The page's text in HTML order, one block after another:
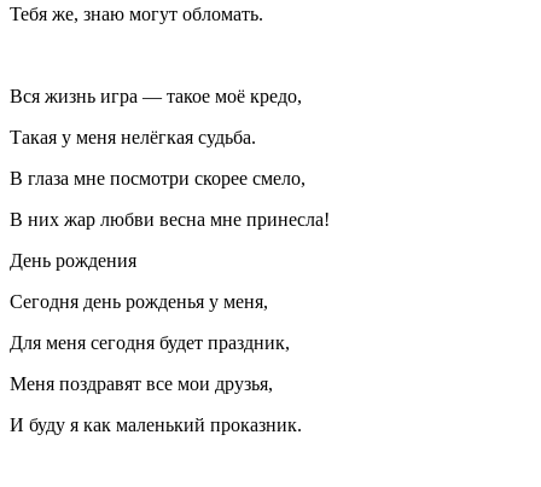
Тебя же, знаю могут обломать.
Вся жизнь игра — такое моё кредо,
Такая у меня нелёгкая судьба.
В глаза мне посмотри скорее смело,
В них жар любви весна мне принесла!
День рождения
Сегодня день рожденья у меня,
Для меня сегодня будет праздник,
Меня поздравят все мои друзья,
И буду я как маленький проказник.